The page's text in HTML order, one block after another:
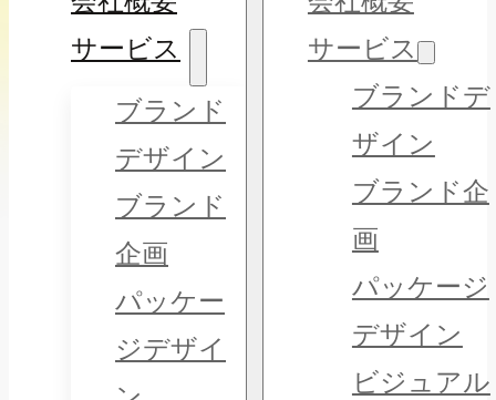
サービス
ブランド
デザイン
ブランド
企画
パッケー
ジデザイ
サービス
ブランドデ
ザイン
ブランド企
画
パッケージ
デザイン
ビジュアル